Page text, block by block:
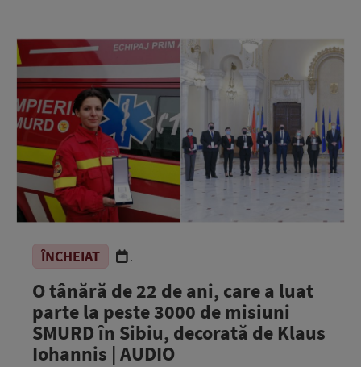
ÎNCHEIAT .
O tânără de 22 de ani, care a luat
parte la peste 3000 de misiuni
SMURD în Sibiu, decorată de Klaus
Iohannis | AUDIO